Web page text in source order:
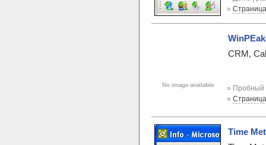
»
CRM,
» Пробный
»
Time